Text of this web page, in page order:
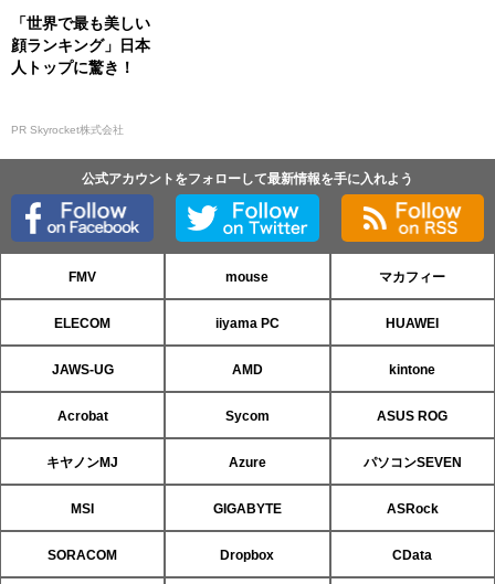
「世界で最も美しい
顔ランキング」日本
人トップに驚き！
PR Skyrocket株式会社
公式アカウントをフォローして最新情報を手に入れよう
FMV mouse マカフィー
ELECOM iiyama PC HUAWEI
JAWS-UG AMD kintone
Acrobat Sycom ASUS ROG
キヤノンMJ Azure パソコンSEVEN
MSI GIGABYTE ASRock
SORACOM Dropbox CData